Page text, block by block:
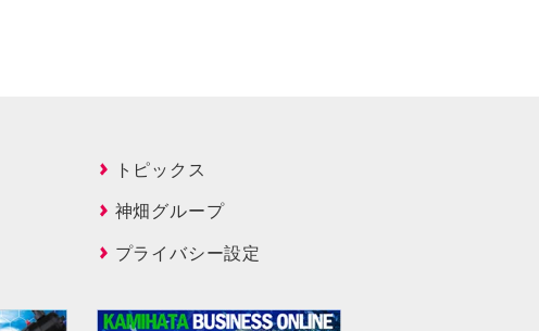
トピックス
神畑グループ
プライバシー設定